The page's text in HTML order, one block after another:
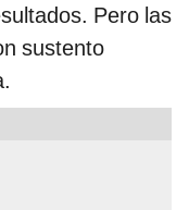
Pero las
sustento